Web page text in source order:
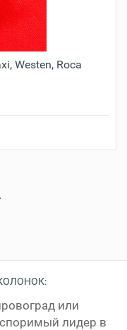
Westen, Roca
или
лидер в